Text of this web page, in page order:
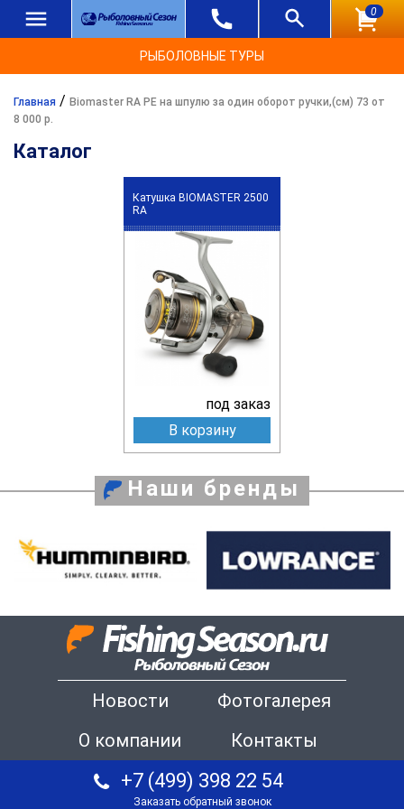
0
РЫБОЛОВНЫЕ ТУРЫ
Главная / Biomaster RA PE на шпулю за один оборот ручки,(см) 73 от
8 000 р.
Каталог
Катушка BIOMASTER 2500
RA
под заказ
В корзину
Наши бренды
Новости
Фотогалерея
О компании
Контакты
+7 (499) 398 22 54
Заказать обратный звонок